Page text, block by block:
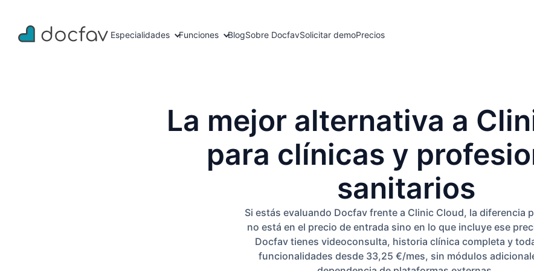
Especialidades Funciones BlogSobre DocfavSolicitar demoPrecios
La mejor alternativa a
para clínicas y
sanitarios
Si estás evaluando Docfav frente a Clinic Cloud, la diferencia
no está en el precio de entrada sino en lo que incluye ese
Docfav tienes videoconsulta, historia clínica completa y
funcionalidades desde 33,25 €/mes, sin módulos